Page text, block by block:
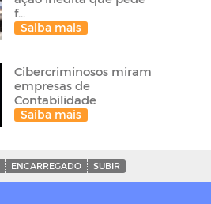
f...
Saiba mais
Cibercriminosos miram
empresas de
Contabilidade
Saiba mais
ENCARREGADO SUBIR